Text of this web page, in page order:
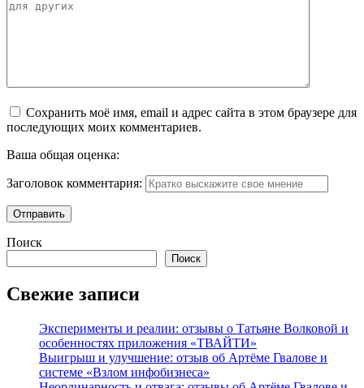
Сохранить моё имя, email и адрес сайта в этом браузере для
последующих моих комментариев.
Ваша общая оценка:
Заголовок комментария:
Поиск
Поиск
Свежие записи
Эксперименты и реалии: отзывы о Татьяне Волковой и
особенностях приложения «ТВАЙТИ»
Выигрыш и улучшение: отзыв об Артёме Гвалове и
системе «Взлом инфобизнеса»